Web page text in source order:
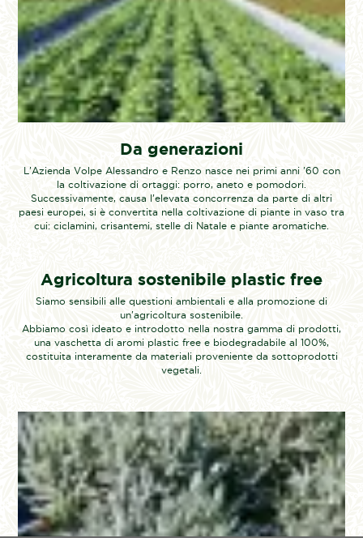
Da generazioni
L’Azienda Volpe Alessandro e Renzo nasce nei primi anni '60 con
la coltivazione di ortaggi: porro, aneto e pomodori.
Successivamente, causa l’elevata concorrenza da parte di altri
paesi europei, si è convertita nella coltivazione di piante in vaso tra
cui: ciclamini, crisantemi, stelle di Natale e piante aromatiche.
Agricoltura sostenibile plastic free
Siamo sensibili alle questioni ambientali e alla promozione di
un'agricoltura sostenibile.
Abbiamo così ideato e introdotto nella nostra gamma di prodotti,
una vaschetta di aromi plastic free e biodegradabile al 100%,
costituita interamente da materiali proveniente da sottoprodotti
vegetali.